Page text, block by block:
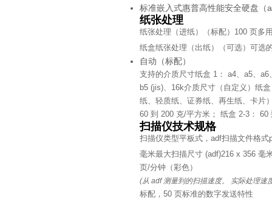
标准嵌入式惠普高性能安全硬盘（
纸张处理
纸张处理（进纸）（标配） 100 页多
纸盒纸张处理（出纸）（可选） 可选
自动（标配）
支持的介质尺寸纸盒 1： a4、a5、
b5 (jis)、16k介质尺寸（自定义） 纸
纸、轻质纸、证券纸、再生纸、卡片
60 到 200 克/平方米； 纸盒 2-3： 60
扫描仪技术规格
扫描仪类型平板式，adf扫描文件格式
毫米最大扫描尺寸 (adf)216 x 356 毫
页/分钟（彩色）
(从 adf 测量到的扫描速度。 实际处理速
标配，50 页标准的数字发送特性